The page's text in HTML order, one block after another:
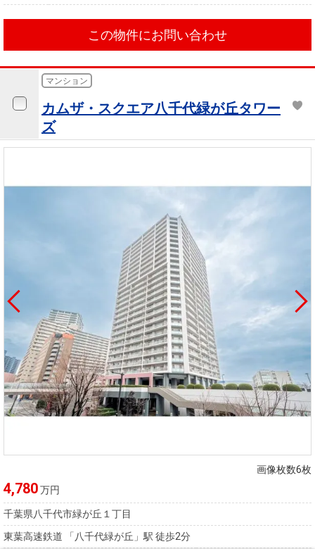
この物件にお問い合わせ
マンション
カムザ・スクエア八千代緑が丘タワー
ズ
画像枚数6枚
4,780万円
千葉県八千代市緑が丘１丁目
東葉高速鉄道 「八千代緑が丘」駅 徒歩2分